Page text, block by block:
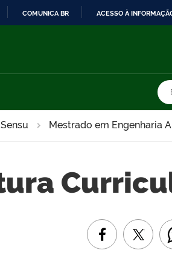
COMUNICA BR ACESSO À
Mestrado em Engenharia